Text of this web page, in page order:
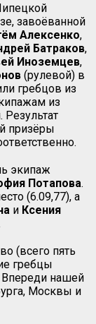
завоёванной
Алексенко,
Батраков,
Иноземцев,
(рулевой) в
гребцов из
из
Результат
призёры
экипаж
Потапова.
(6.09,77), а
и Ксения
(всего пять
гребцы
Впереди нашей
Москвы и